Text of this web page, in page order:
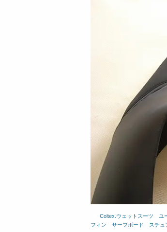
Coltex.ウェットスーツ ユ
フィン
サーフボード スチュ